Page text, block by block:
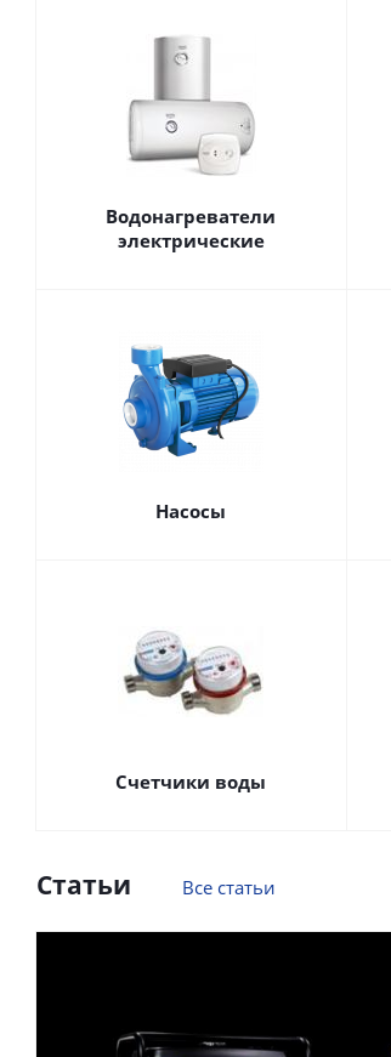
Водонагреватели
электрические
Насосы
Счетчики воды
Статьи Все статьи